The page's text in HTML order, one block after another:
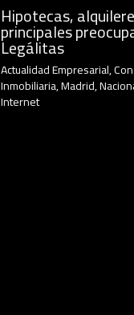
Hipotecas,
principales
Legálitas
Actualidad Empresarial,
Inmobiliaria,Madrid,
Internet